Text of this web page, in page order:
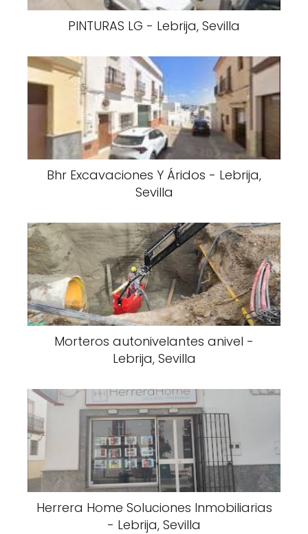
PINTURAS LG - Lebrija, Sevilla
Bhr Excavaciones Y Áridos - Lebrija,
Sevilla
Morteros autonivelantes anivel -
Lebrija, Sevilla
Herrera Home Soluciones Inmobiliarias
- Lebrija, Sevilla